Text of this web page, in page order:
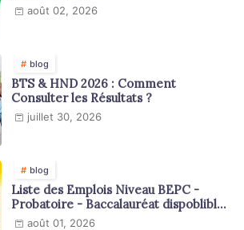
août 02, 2026
blog
BTS & HND 2026 : Comment
Consulter les Résultats ?
juillet 30, 2026
blog
Liste des Emplois Niveau BEPC -
Probatoire - Baccalauréat dispoblible
en 2026
août 01, 2026